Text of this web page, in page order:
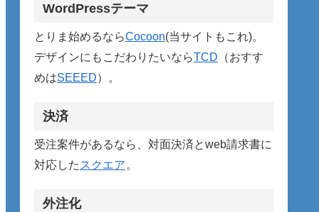
WordPressテーマ
とりま始めるならCocoon(当サイトもこれ)。
デザインにもこだわりたいならTCD （おすす
めはSEEED）。
決済
受注案件があるなら、対面決済とweb請求書に
対応した スクエア 。
外注化